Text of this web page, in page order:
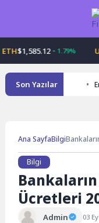
$1,585.12 1.79% USDT
Son Yazılar
Ana SayfaBilgi
Bilgi
Ücretleri
Admin 03